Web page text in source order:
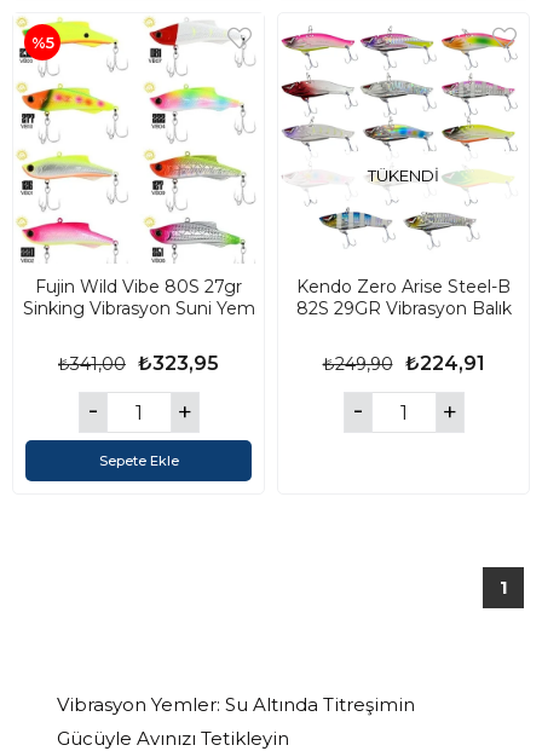
Fujin Wild Vibe 80S 27gr
Sinking Vibrasyon Suni Yem
₺323,95
₺341,00
Sepete Ekle
%5
TÜKENDI
Kendo Zero Arise Steel-B
82S 29GR Vibrasyon Balık
₺224,91
₺249,90
1
Vibrasyon Yemler: Su Altında Titreşimin
Gücüyle Avınızı Tetikleyin